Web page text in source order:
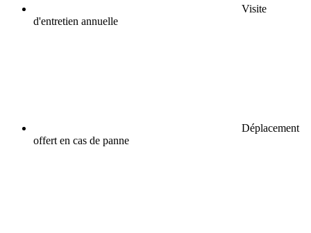
Visite
d'entretien annuelle
Déplacement
offert en cas de panne